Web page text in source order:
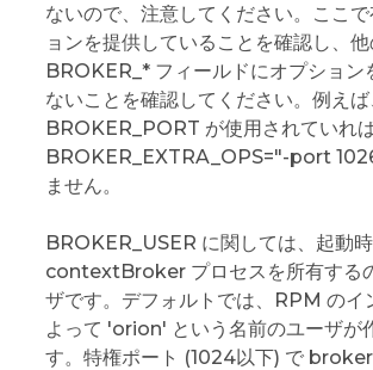
ないので、注意してください。ここ
ョンを提供していることを確認し、
BROKER_* フィールドにオプション
ないことを確認してください。例えば
BROKER_PORT が使用されていれば
BROKER_EXTRA_OPS="-port
ません。
BROKER_USER に関しては、起動
contextBroker プロセスを所有する
ザです。デフォルトでは、RPM のイ
よって 'orion' という名前のユーザが
す。特権ポート (1024以下) で